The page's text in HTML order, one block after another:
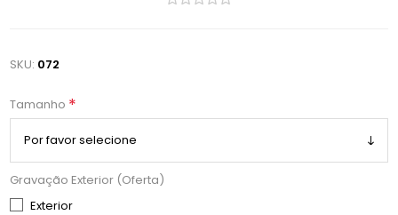
SKU: 072
Tamanho *
Gravação Exterior (Oferta)
Exterior